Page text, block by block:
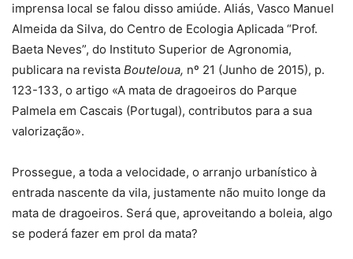
imprensa local se falou disso amiúde. Aliás, Vasco Manuel
Almeida da Silva, do Centro de Ecologia Aplicada “Prof.
Baeta Neves”, do Instituto Superior de Agronomia,
publicara na revista Bouteloua, nº 21 (Junho de 2015), p.
123-133, o artigo «A mata de dragoeiros do Parque
Palmela em Cascais (Portugal), contributos para a sua
valorização».
Prossegue, a toda a velocidade, o arranjo urbanístico à
entrada nascente da vila, justamente não muito longe da
mata de dragoeiros. Será que, aproveitando a boleia, algo
se poderá fazer em prol da mata?